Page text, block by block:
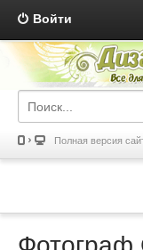
Войти
Полная версия